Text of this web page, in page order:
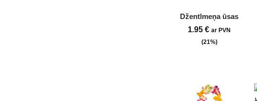
Džentlmeņa ūsas
1.95€ ar PVN
(21%)